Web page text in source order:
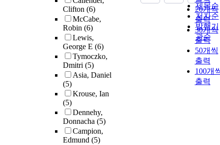
Clifton (6)
McCabe,
Robin (6)
Lewis,
George E (6)
Tymoczko,
Dmitri (5)
Asia, Daniel
(5)
Krouse, Ian
(5)
Dennehy,
Donnacha (5)
Campion,
Edmund (5)
제목순
저자순
발행기
관순
20개씩
출력
30개씩
출력
50개씩
출력
100개
출력